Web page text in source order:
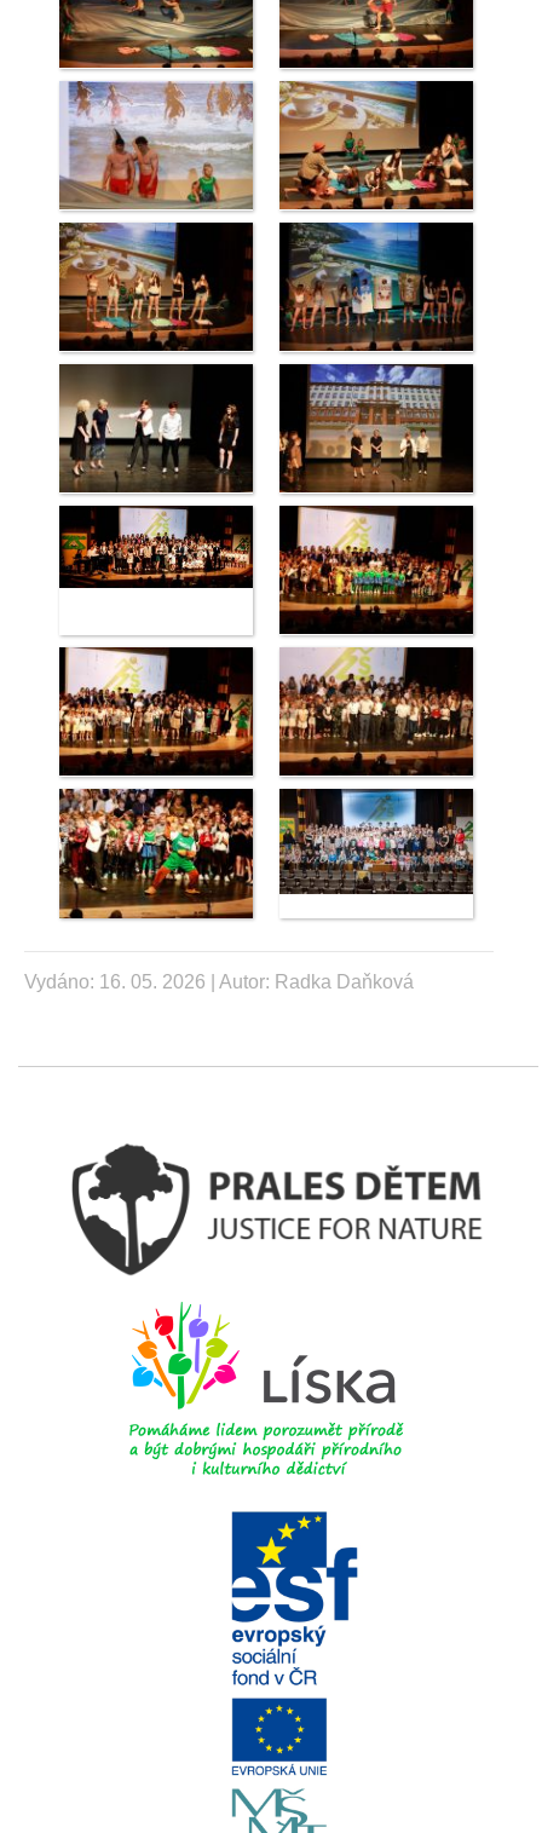
Vydáno: 16. 05. 2026 | Autor: Radka Daňková